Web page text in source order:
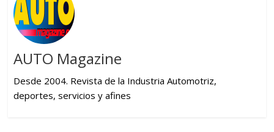
AUTO Magazine
Desde 2004. Revista de la Industria Automotriz,
deportes, servicios y afines